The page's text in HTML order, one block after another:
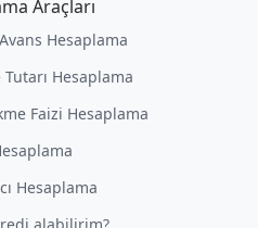
Araçları
Hesaplama
Hesaplama
Faizi Hesaplama
Hesaplama